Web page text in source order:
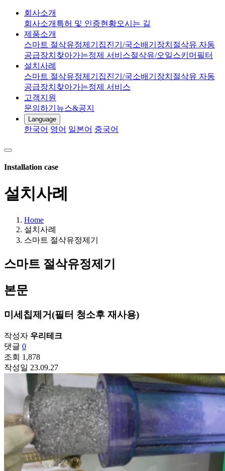
회사소개
회사소개 특허 및 인증현황오시는 길
제품소개
스마트 절삭유정제기 집진기/국소배기장치 절삭유 자동
공급장치 찾아가는정제 서비스절삭유/오일스키머 필터
설치사례
스마트 절삭유정제기 집진기/국소배기장치 절삭유 자동
공급장치 찾아가는정제 서비스
고객지원
문의하기 뉴스&공지
Language
한국어 영어 일본어 중국어
Installation case
설치사례
Home
설치사례
스마트 절삭유정제기
스마트 절삭유정제기
본문
미세칩제거(필터 청소후 재사용)
작성자 우리테크
댓글 0
조회 1,878
작성일 23.09.27